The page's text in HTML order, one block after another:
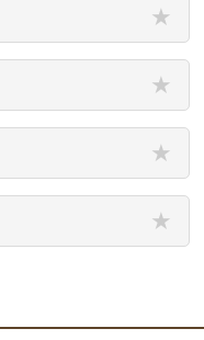
★
★
★
★